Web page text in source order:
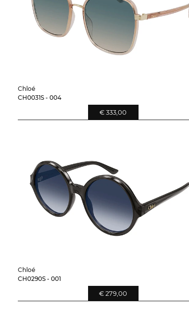
Chloé
CH0031S - 004
€ 333,00
Chloé
CH0290S - 001
€ 279,00